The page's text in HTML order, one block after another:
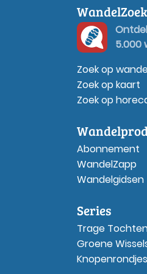
5.000
Zoek op
Zoek op kaart
Zoek op
Abonnement
WandelZapp
Wandelgidsen
Series
Trage
Groene
Knopenrondjes